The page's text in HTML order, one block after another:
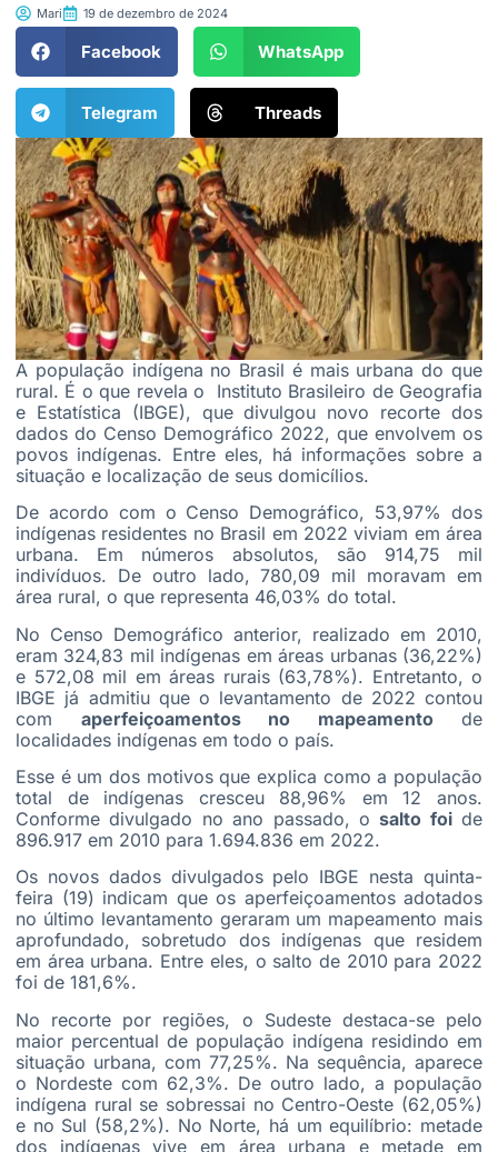
Mari 19 de dezembro de 2024
Facebook WhatsApp
Telegram Threads
A população indígena no Brasil é mais urbana do que
rural. É o que revela o Instituto Brasileiro de Geografia
e Estatística (IBGE), que divulgou novo recorte dos
dados do Censo Demográfico 2022, que envolvem os
povos indígenas. Entre eles, há informações sobre a
situação e localização de seus domicílios.
De acordo com o Censo Demográfico, 53,97% dos
indígenas residentes no Brasil em 2022 viviam em área
urbana. Em números absolutos, são 914,75 mil
indivíduos. De outro lado, 780,09 mil moravam em
área rural, o que representa 46,03% do total.
No Censo Demográfico anterior, realizado em 2010,
eram 324,83 mil indígenas em áreas urbanas (36,22%)
e 572,08 mil em áreas rurais (63,78%). Entretanto, o
IBGE já admitiu que o levantamento de 2022 contou
com aperfeiçoamentos no mapeamentode
localidades indígenas em todo o país.
Esse é um dos motivos que explica como a população
total de indígenas cresceu 88,96% em 12 anos.
Conforme divulgado no ano passado, osalto foide
896.917 em 2010 para 1.694.836 em 2022.
Os novos dados divulgados pelo IBGE nesta quinta-
feira (19) indicam que os aperfeiçoamentos adotados
no último levantamento geraram um mapeamento mais
aprofundado, sobretudo dos indígenas que residem
em área urbana. Entre eles, o salto de 2010 para 2022
foi de 181,6%.
No recorte por regiões, o Sudeste destaca-se pelo
maior percentual de população indígena residindo em
situação urbana, com 77,25%. Na sequência, aparece
o Nordeste com 62,3%. De outro lado, a população
indígena rural se sobressai no Centro-Oeste (62,05%)
e no Sul (58,2%). No Norte, há um equilíbrio: metade
dos indígenas vive em área urbana e metade em